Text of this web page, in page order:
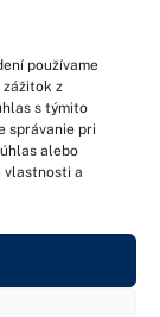
používame
zážitok z
s týmito
správanie pri
alebo
vlastnosti a
POLITIKA COOKIES